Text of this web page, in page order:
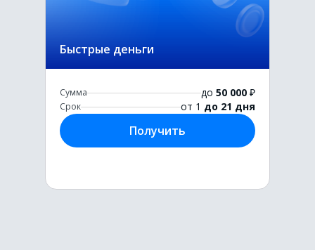
Быстрые деньги
Сумма до 50 000 ₽
Срок от 1 до 21 дня
Получить